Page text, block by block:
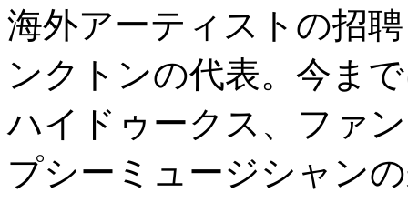
海外アーティストの招
ンクトンの代表。今ま
ハイドゥークス、ファ
プシーミュージシャン